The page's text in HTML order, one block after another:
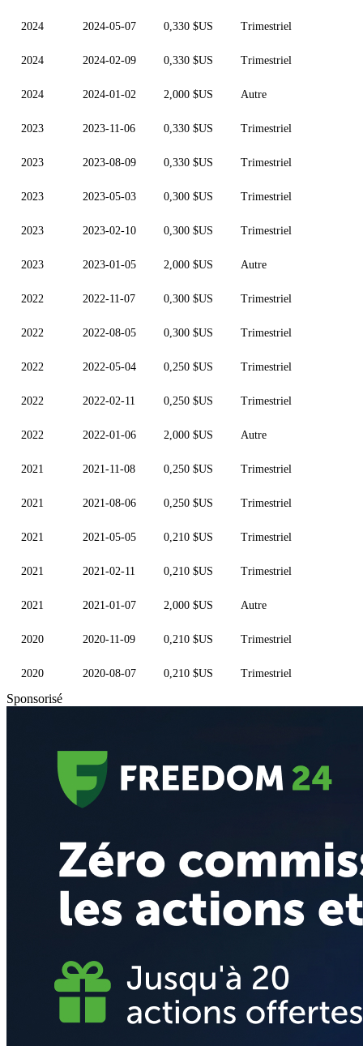
2024 2024-05-07 0,330 $US Trimestriel
2024 2024-02-09 0,330 $US Trimestriel
2024 2024-01-02 2,000 $US Autre
2023 2023-11-06 0,330 $US Trimestriel
2023 2023-08-09 0,330 $US Trimestriel
2023 2023-05-03 0,300 $US Trimestriel
2023 2023-02-10 0,300 $US Trimestriel
2023 2023-01-05 2,000 $US Autre
2022 2022-11-07 0,300 $US Trimestriel
2022 2022-08-05 0,300 $US Trimestriel
2022 2022-05-04 0,250 $US Trimestriel
2022 2022-02-11 0,250 $US Trimestriel
2022 2022-01-06 2,000 $US Autre
2021 2021-11-08 0,250 $US Trimestriel
2021 2021-08-06 0,250 $US Trimestriel
2021 2021-05-05 0,210 $US Trimestriel
2021 2021-02-11 0,210 $US Trimestriel
2021 2021-01-07 2,000 $US Autre
2020 2020-11-09 0,210 $US Trimestriel
2020 2020-08-07 0,210 $US Trimestriel
Sponsorisé